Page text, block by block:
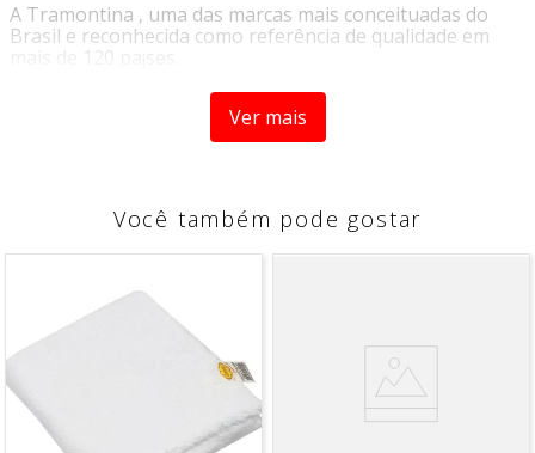
A Tramontina ‚ uma das marcas mais conceituadas do
Brasil e reconhecida como referência de qualidade em
mais de 120 pa¡ses.
em inovação para garantir os melhores produtos e a
satisfação dos consumidores, com linhas exclusivas para
complementar os lares com bom gosto e qualidade.
Tramontina
sua cozinha ficar cheia de cor e vida e suas
refeições muito mais alegres e divertidas. Ela é produzida
em aço inox com cabo em prolipropileno e detalhes
e o charme do produto.
Características:
- Cabo de polipropileno com detalhes emborrachados.
*imagem meramente ilustrativa
Ver mais
Você também pode gostar